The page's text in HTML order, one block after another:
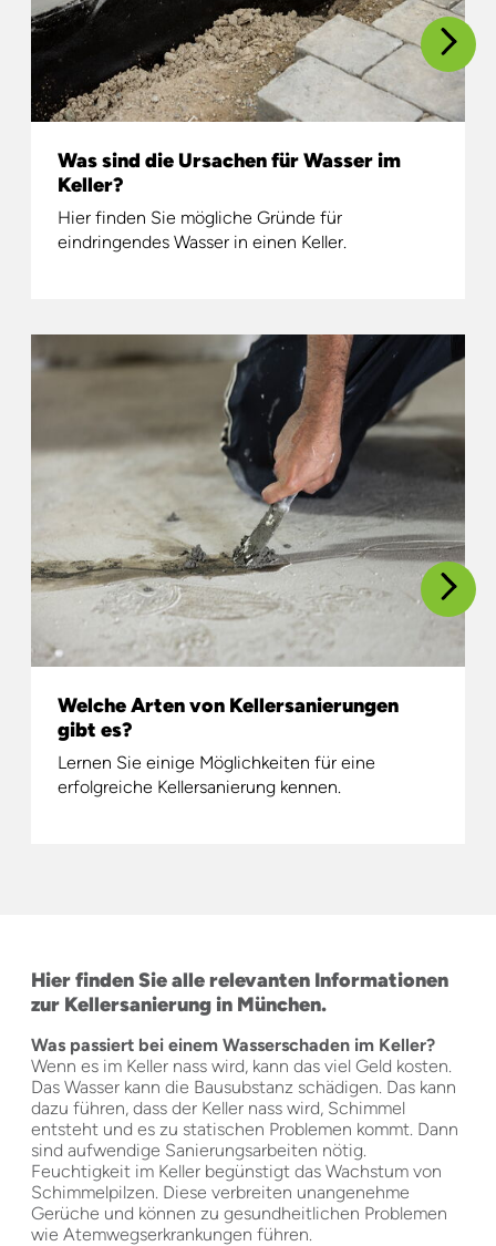
Was sind die Ursachen für Wasser im
Keller?
Hier finden Sie mögliche Gründe für
eindringendes Wasser in einen Keller.
Welche Arten von Kellersanierungen
gibt es?
Lernen Sie einige Möglichkeiten für eine
erfolgreiche Kellersanierung kennen.
Hier finden Sie alle relevanten Informationen
zur Kellersanierung in München.
Was passiert bei einem Wasserschaden im Keller?
Wenn es im Keller nass wird, kann das viel Geld kosten.
Das Wasser kann die Bausubstanz schädigen. Das kann
dazu führen, dass der Keller nass wird, Schimmel
entsteht und es zu statischen Problemen kommt. Dann
sind aufwendige Sanierungsarbeiten nötig.
Feuchtigkeit im Keller begünstigt das Wachstum von
Schimmelpilzen. Diese verbreiten unangenehme
Gerüche und können zu gesundheitlichen Problemen
wie Atemwegserkrankungen führen.